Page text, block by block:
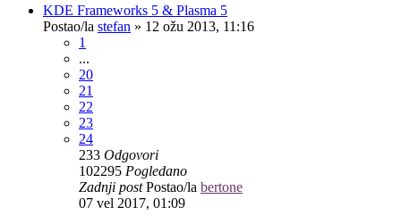
KDE Frameworks 5 & Plasma 5
Postao/la stefan » 12 ožu 2013, 11:16
1
...
20
21
22
23
24
233 Odgovori
102295 Pogledano
Zadnji postPostao/la bertone
07 vel 2017, 01:09